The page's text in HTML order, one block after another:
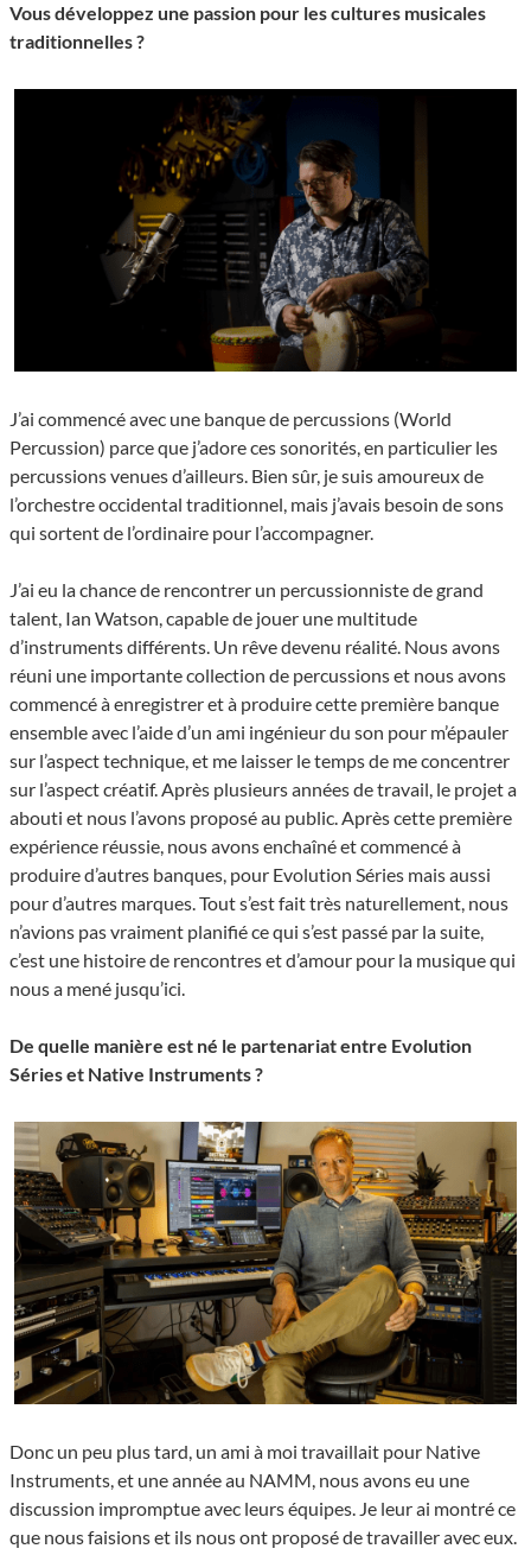
Vous développez une passion pour les cultures musicales
traditionnelles ?
J’ai commencé avec une banque de percussions (World
Percussion) parce que j’adore ces sonorités, en particulier les
percussions venues d’ailleurs. Bien sûr, je suis amoureux de
l’orchestre occidental traditionnel, mais j’avais besoin de sons
qui sortent de l’ordinaire pour l’accompagner.
J’ai eu la chance de rencontrer un percussionniste de grand
talent, Ian Watson, capable de jouer une multitude
d’instruments différents. Un rêve devenu réalité. Nous avons
réuni une importante collection de percussions et nous avons
commencé à enregistrer et à produire cette première banque
ensemble avec l’aide d’un ami ingénieur du son pour m’épauler
sur l’aspect technique, et me laisser le temps de me concentrer
sur l’aspect créatif. Après plusieurs années de travail, le projet a
abouti et nous l’avons proposé au public. Après cette première
expérience réussie, nous avons enchaîné et commencé à
produire d’autres banques, pour Evolution Séries mais aussi
pour d’autres marques. Tout s’est fait très naturellement, nous
n’avions pas vraiment planifié ce qui s’est passé par la suite,
c’est une histoire de rencontres et d’amour pour la musique qui
nous a mené jusqu’ici.
De quelle manière est né le partenariat entre Evolution
Séries et Native Instruments ?
Donc un peu plus tard, un ami à moi travaillait pour Native
Instruments, et une année au NAMM, nous avons eu une
discussion impromptue avec leurs équipes. Je leur ai montré ce
que nous faisions et ils nous ont proposé de travailler avec eux.